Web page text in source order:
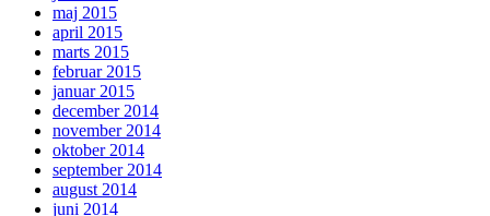
maj 2015
april 2015
marts 2015
februar 2015
januar 2015
december 2014
november 2014
oktober 2014
september 2014
august 2014
juni 2014